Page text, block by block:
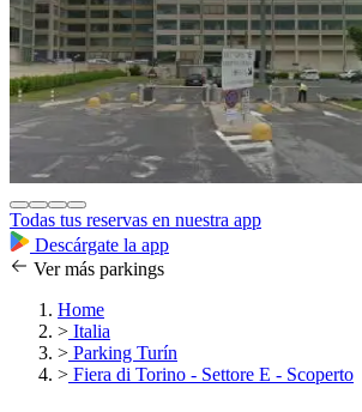
Todas tus reservas en nuestra app
Descárgate la app
Ver más parkings
Home
> Italia
> Parking Turín
> Fiera di Torino - Settore E - Scoperto